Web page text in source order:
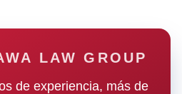
LAW GROUP
de experiencia, más de